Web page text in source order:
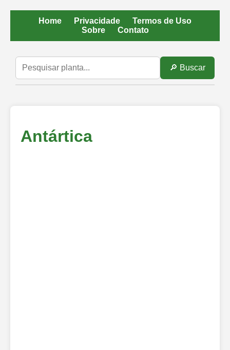
Home Privacidade
Termos de Uso
Sobre
Contato
🔎 Buscar
Antártica